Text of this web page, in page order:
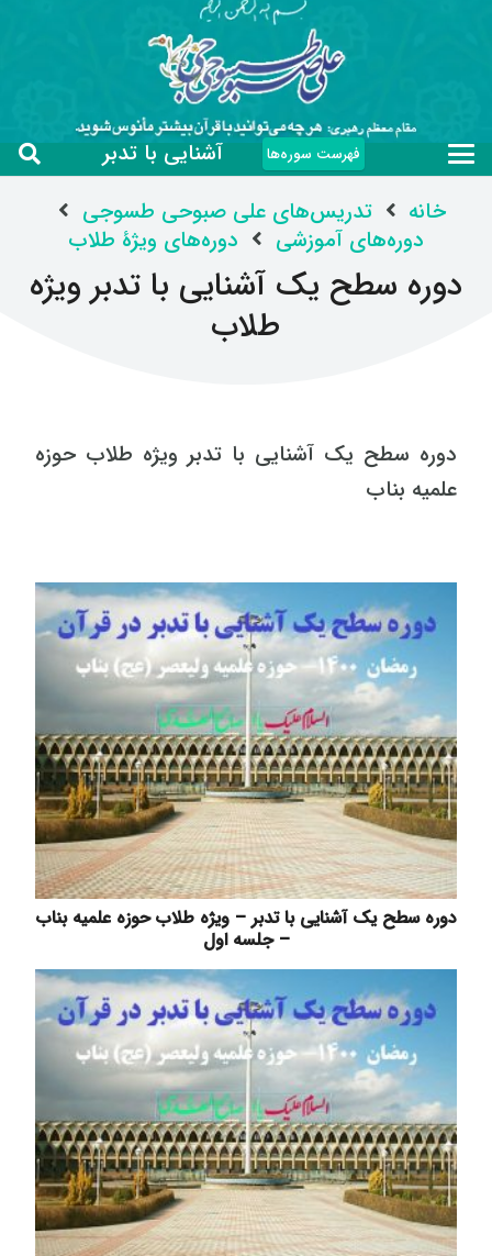
فهرست سوره‌ها
آشنایی با تدبر
خانه
تدریس‌های علی صبوحی طسوجی
دوره‌های آموزشی
دوره‌های ویژۀ طلاب
دوره سطح یک آشنایی با تدبر ویژه
طلاب
دوره سطح یک آشنایی با تدبر ویژه طلاب حوزه
علمیه بناب
دوره سطح یک آشنایی با تدبر – ویژه طلاب حوزه علمیه بناب
– جلسه اول